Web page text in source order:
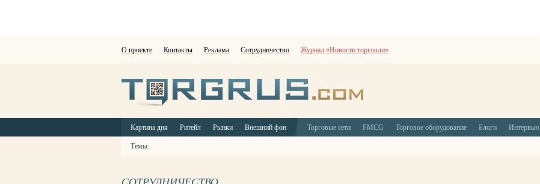
О проекте Контакты Реклама Сотрудничество Журнал «Новости торговли»
Картина дня Ритейл Рынки Внешний фон Торговые сети FMCG Торговое оборудование Блоги Интервью
Темы: